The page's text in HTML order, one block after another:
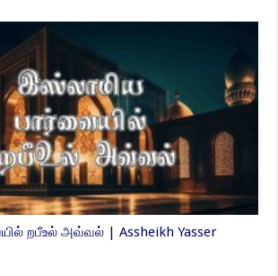
றபீஉல் அவ்வல் | Assheikh Yasser